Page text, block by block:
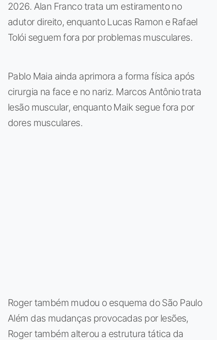
2026. Alan Franco trata um estiramento no
adutor direito, enquanto Lucas Ramon e Rafael
Tolói seguem fora por problemas musculares.
Pablo Maia ainda aprimora a forma física após
cirurgia na face e no nariz. Marcos Antônio trata
lesão muscular, enquanto Maik segue fora por
dores musculares.
Roger também mudou o esquema do São Paulo
Além das mudanças provocadas por lesões,
Roger também alterou a estrutura tática da